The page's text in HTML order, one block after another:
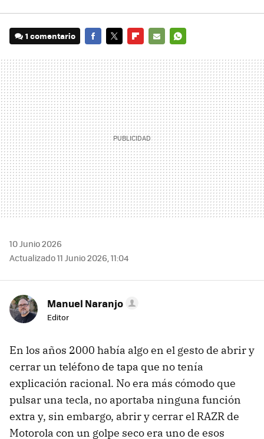
1 comentario
MAIL
10 Junio 2026
Actualizado 11 Junio 2026, 11:04
Manuel Naranjo
Editor
En los años 2000 había algo en el gesto de abrir y
cerrar un teléfono de tapa que no tenía
explicación racional. No era más cómodo que
pulsar una tecla, no aportaba ninguna función
extra y, sin embargo, abrir y cerrar el RAZR de
Motorola con un golpe seco era uno de esos